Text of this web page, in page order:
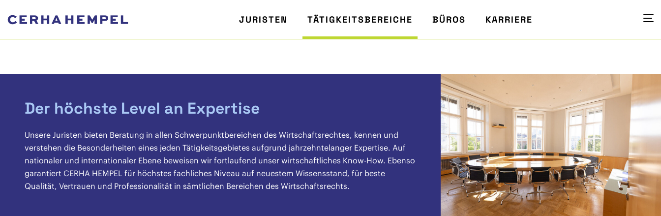
JURISTEN TÄTIGKEITSBEREICHE BÜROS KARRIERE
Der höchste Level an Expertise
Unsere Juristen bieten Beratung in allen Schwerpunktbereichen des Wirtschaftsrechtes, kennen und
verstehen die Besonderheiten eines jeden Tätigkeitsgebietes aufgrund jahrzehntelanger Expertise. Auf
nationaler und internationaler Ebene beweisen wir fortlaufend unser wirtschaftliches Know-How. Ebenso
garantiert CERHA HEMPEL für höchstes fachliches Niveau auf neuestem Wissensstand, für beste
Qualität, Vertrauen und Professionalität in sämtlichen Bereichen des Wirtschaftsrechts.